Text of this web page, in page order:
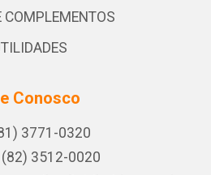
COMPLEMENTOS
Conosco
3771-0320
(82) 3512-0020